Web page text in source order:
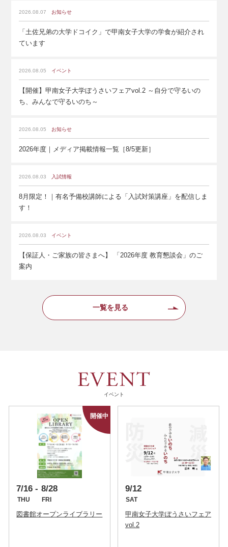
2026.08.07 お知らせ
「土佐兄弟の大学ドコイク」で甲南女子大学の学食が紹介され
ています
2026.08.05 イベント
【開催】甲南女子大学ぼうさいフェアvol.2 ～自分で守るいの
ち、みんなで守るいのち～
2026.08.05 お知らせ
2026年度｜メディア掲載情報一覧［8/5更新］
2026.08.03 入試情報
8月限定！｜有名予備校講師による「入試対策講座」を配信しま
す！
2026.08.03 イベント
【保証人・ご家族の皆さまへ】 「2026年度 教育懇談会」のご
案内
一覧を見る
イベント
7/16
THU
8/28
FRI
図書館オープンライブラリー
9/12
SAT
甲南女子大学ぼうさいフェア
vol.2